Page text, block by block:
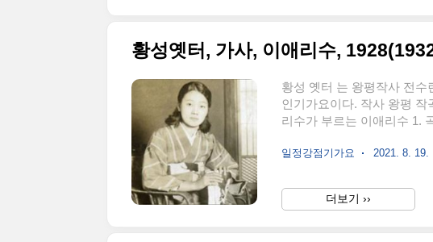
황성옛터, 가사, 이애리수,
황성 옛터 는 왕평작사 전수
인기가요이다. 작사 왕평 작
리수가 부르는 이애리수 1.
처음 불려졌다. SP음반으로
악산 만월대를 말한다. 이미
니다. 개성 출신이었던 왕건
일정강점기가요 2021. 8. 19.
더보기 ››